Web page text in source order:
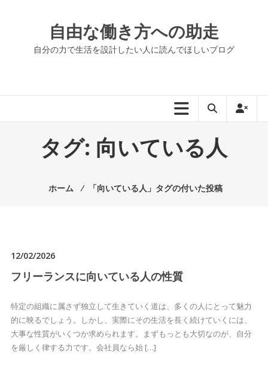
自由な働き方への助走
自分の力で生活を設計したい人に読んでほしいブログ
タグ: 向いている人
ホーム ⁄ 「向いている人」タグの付いた投稿
12/02/2026
フリーランスに向いている人の性質
特定の組織に属さず独立して生きていく道は、多くの人にとって魅力
的に映るでしょう。しかし、実際にその生活を長く続けていくには、
大事な性質がいくつか求められます。まずもっとも大切なのが、自分
を厳しく律する力です。会社員なら始 […]